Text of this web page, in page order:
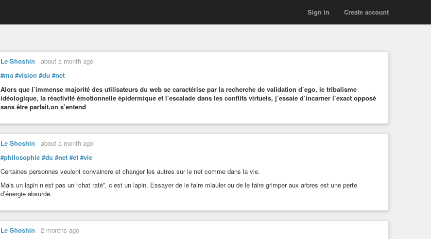
Create account
Sign in
Le Shoshin - about a month ago
#ma #vision #du #net
Alors que l’immense majorité des utilisateurs du web se caractérise par la recherche de validation d’ego, le tribalisme
idéologique, la réactivité émotionnelle épidermique et l’escalade dans les conflits virtuels, j’essaie d’incarner l’exact opposé
sans être parfait,on s’entend
Le Shoshin - about a month ago
#philosophie #du #net #et #vie
Certaines personnes veulent convaincre et changer les autres sur le net comme dans la vie.
Mais un lapin n’est pas un “chat raté”, c’est un lapin. Essayer de le faire miauler ou de le faire grimper aux arbres est une perte
d’énergie absurde.
Le Shoshin - 2 months ago